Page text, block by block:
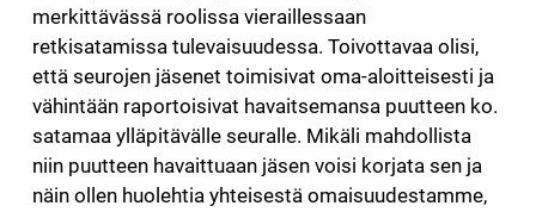
merkittävässä roolissa vieraillessaan
retkisatamissa tulevaisuudessa. Toivottavaa olisi,
että seurojen jäsenet toimisivat oma-aloitteisesti ja
vähintään raportoisivat havaitsemansa puutteen ko.
satamaa ylläpitävälle seuralle. Mikäli mahdollista
niin puutteen havaittuaan jäsen voisi korjata sen ja
näin ollen huolehtia yhteisestä omaisuudestamme,